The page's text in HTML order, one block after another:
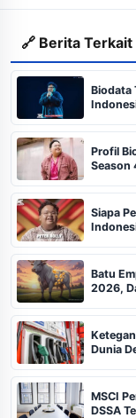
🔗 Berita Terkait
Biodata
Profil
Season
Siapa
Batu
2026,
Dunia
MSCI
DSSA